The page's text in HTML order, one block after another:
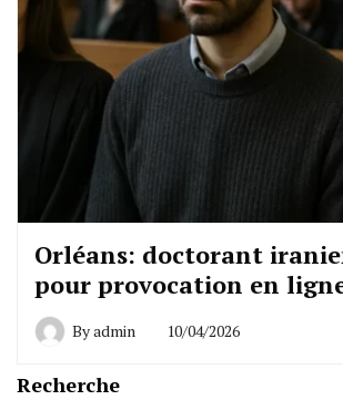
Orléans: doctorant
pour provocation en
Byadmin 10/04/2026
Recherche